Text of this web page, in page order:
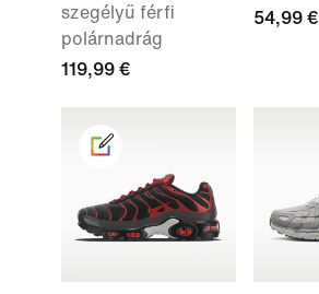
szegélyű férfi
polárnadrág
119,99 €
54,99 €